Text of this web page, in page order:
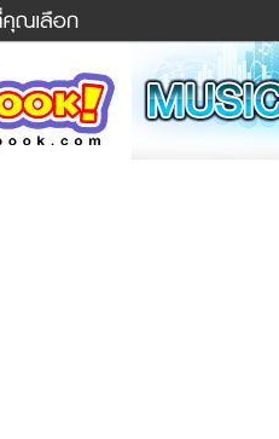
ข่าวด่วน
ละคร